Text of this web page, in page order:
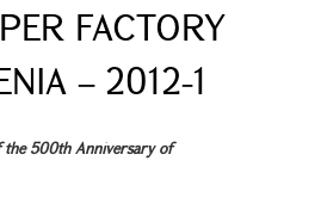
FACTORY
– 2012-1
the 500th Anniversary of